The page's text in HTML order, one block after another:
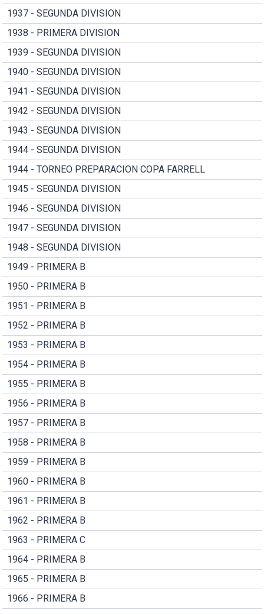
1937 - SEGUNDA DIVISION
1938 - PRIMERA DIVISION
1939 - SEGUNDA DIVISION
1940 - SEGUNDA DIVISION
1941 - SEGUNDA DIVISION
1942 - SEGUNDA DIVISION
1943 - SEGUNDA DIVISION
1944 - SEGUNDA DIVISION
1944 - TORNEO PREPARACION COPA FARRELL
1945 - SEGUNDA DIVISION
1946 - SEGUNDA DIVISION
1947 - SEGUNDA DIVISION
1948 - SEGUNDA DIVISION
1949 - PRIMERA B
1950 - PRIMERA B
1951 - PRIMERA B
1952 - PRIMERA B
1953 - PRIMERA B
1954 - PRIMERA B
1955 - PRIMERA B
1956 - PRIMERA B
1957 - PRIMERA B
1958 - PRIMERA B
1959 - PRIMERA B
1960 - PRIMERA B
1961 - PRIMERA B
1962 - PRIMERA B
1963 - PRIMERA C
1964 - PRIMERA B
1965 - PRIMERA B
1966 - PRIMERA B